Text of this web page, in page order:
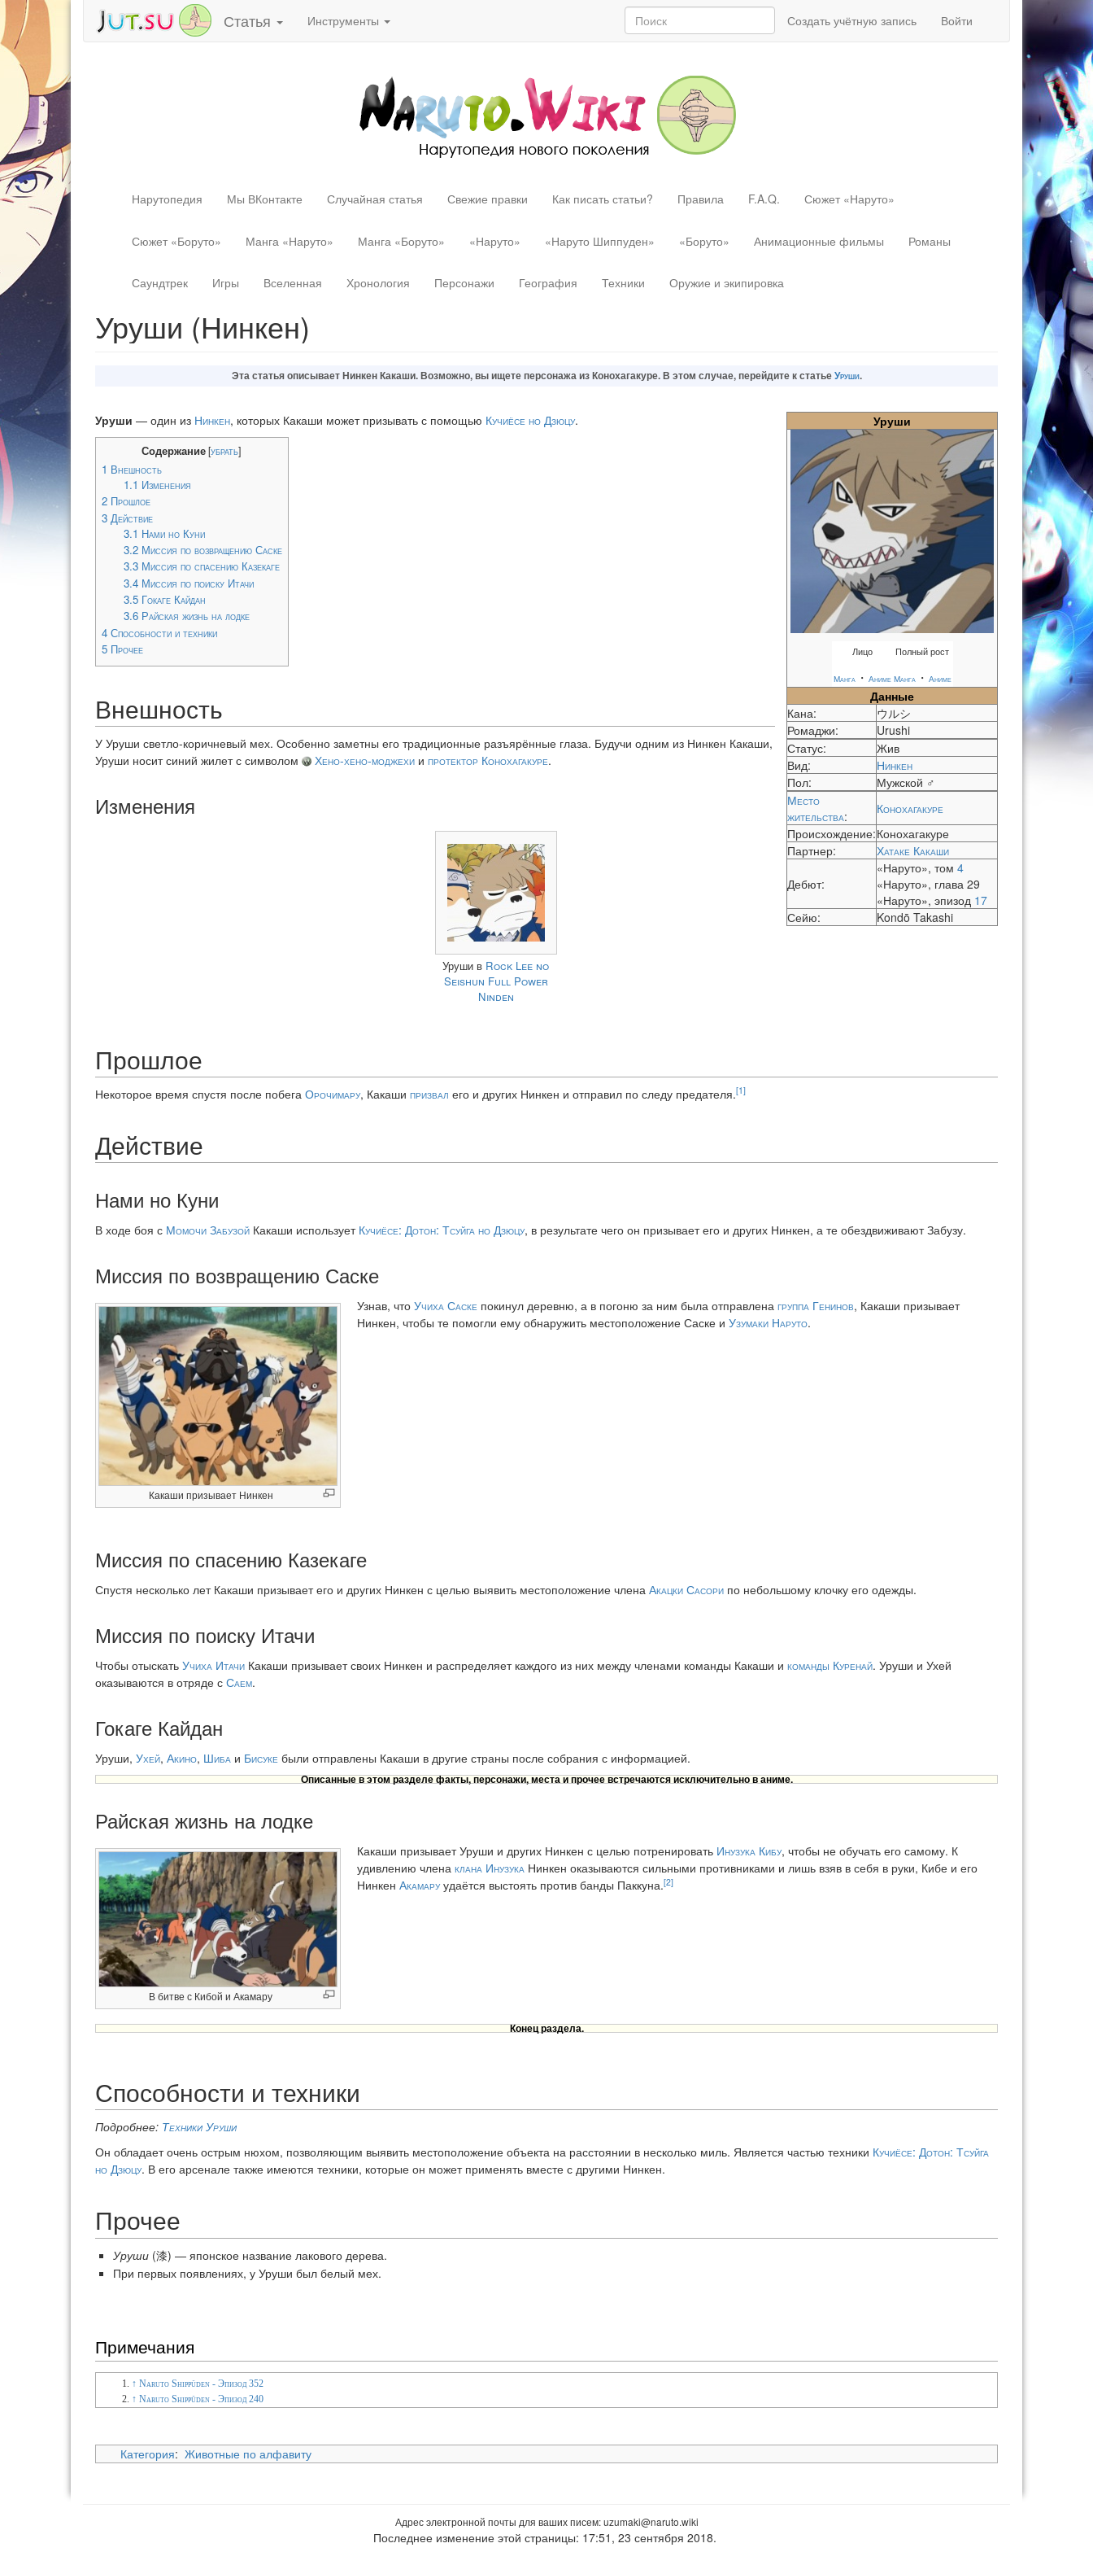
Статья Инструменты Создать учётную запись Войти
Нарутопедия Мы ВКонтакте Случайная статья Свежие правки Как писать статьи? Правила F.A.Q. Сюжет «Наруто»
Сюжет «Боруто» Манга «Наруто» Манга «Боруто» «Наруто» «Наруто Шиппуден» «Боруто» Анимационные фильмы Романы
Саундтрек Игры Вселенная Хронология Персонажи География Техники
Оружие и экипировка
Перейти
навигация ,
поиск
Уруши (Нинкен)
Эта статья описываетНинкен Какаши. Возможно, вы ищете персонажа из Конохагакуре. В этом случае, перейдите к статьеУруши.
Уруши
Лицо
Манга ・ Аниме
Полный рост
Манга ・ Аниме
Данные
Кана:
ウルシ
Ромаджи:
Urushi
Статус:
Жив
Вид:
Нинкен
Пол:
Мужской ♂
Место
жительства:
Конохагакуре
Происхождение:Конохагакуре
Партнер:
Хатаке Какаши
Дебют:
«Наруто», том 4
«Наруто», глава 29
«Наруто», эпизод 17
Сейю:
Kondō Takashi
Уруши — один из Нинкен, которых Какаши может призывать с помощью Кучиёсе но Дзюцу.
Содержание[убрать]
1 Внешность
1.1 Изменения
2 Прошлое
3 Действие
3.1 Нами но Куни
3.2 Миссия по возвращению Саске
3.3 Миссия по спасению Казекаге
3.4 Миссия по поиску Итачи
3.5 Гокаге Кайдан
3.6 Райская жизнь на лодке
4 Способности и техники
5 Прочее
Внешность
У Уруши светло-коричневый мех. Особенно заметны его традиционные разъярённые глаза. Будучи одним из Нинкен Какаши,
Уруши носит синий жилет с символом
Хено-хено-моджехи и протектор Конохагакуре.
Изменения
Уруши в Rock Lee no
Seishun Full Power
Ninden
Прошлое
Некоторое время спустя после побега Орочимару, Какаши призвал его и других Нинкен и отправил по следу предателя.[1]
Действие
Нами но Куни
В ходе боя с Момочи Забузой Какаши использует Кучиёсе: Дотон: Тсуйга но Дзюцу, в результате чего он призывает его и других Нинкен, а те обездвиживают Забузу.
Миссия по возвращению Саске
Какаши призывает Нинкен
Узнав, что Учиха Саске покинул деревню, а в погоню за ним была отправлена группа Генинов, Какаши призывает
Нинкен, чтобы те помогли ему обнаружить местоположение Саске и Узумаки Наруто.
Миссия по спасению Казекаге
Спустя несколько лет Какаши призывает его и других Нинкен с целью выявить местоположение члена Акацки Сасори по небольшому клочку его одежды.
Миссия по поиску Итачи
Чтобы отыскать Учиха Итачи Какаши призывает своих Нинкен и распределяет каждого из них между членами команды Какаши и команды Куренай. Уруши и Ухей
оказываются в отряде с Саем.
Гокаге Кайдан
Уруши, Ухей, Акино, Шиба и Бисуке были отправлены Какаши в другие страны после собрания с информацией.
Описанные в этом разделе факты, персонажи, места и прочее встречаются исключительно в аниме.
Райская жизнь на лодке
В битве с Кибой и Акамару
Какаши призывает Уруши и других Нинкен с целью потренировать Инузука Кибу, чтобы не обучать его самому. К
удивлению члена клана ИнузукаНинкен оказываются сильными противниками и лишь взяв в себя в руки, Кибе и его
Нинкен Акамаруудаётся выстоять против банды Паккуна.[2]
Конец раздела.
Способности и техники
Подробнее: Техники Уруши
Он обладает очень острым нюхом, позволяющим выявить местоположение объекта на расстоянии в несколько миль. Является частью техники Кучиёсе: Дотон: Тсуйга
но Дзюцу. В его арсенале также имеются техники, которые он может применять вместе с другими Нинкен.
Прочее
Уруши (漆) — японское название лакового дерева.
При первых появлениях, у Уруши был белый мех.
Примечания
↑ Naruto Shippūden - Эпизод 352
↑ Naruto Shippūden - Эпизод 240
Категория: Животные по алфавиту
Адрес электронной почты для ваших писем:uzumaki
Последнее изменение этой страницы: 17:51, 23 сентября 2018.